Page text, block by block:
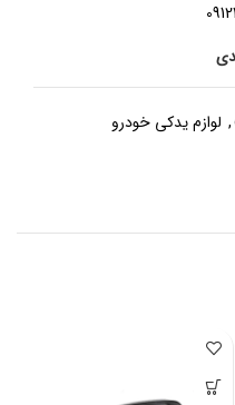
, لوازم یدکی خودرو